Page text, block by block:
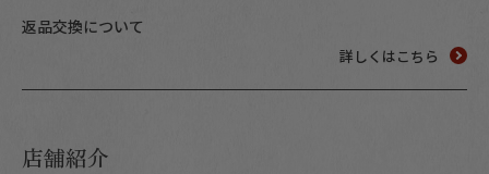
返品交換について
詳しくはこちら
店舗紹介